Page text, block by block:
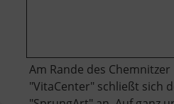
Am Rande des
"VitaCenter" schließt sich